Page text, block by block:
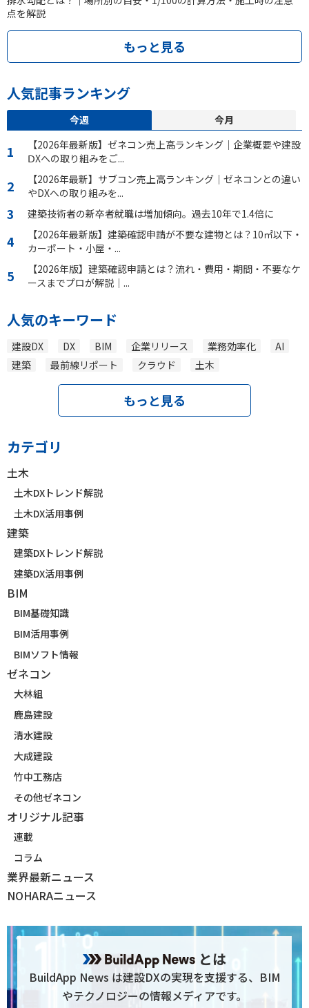
点を解説
もっと見る
人気記事ランキング
今週
今月
【2026年最新版】ゼネコン売上高ランキング｜企業概要や建設
ⅮXへの取り組みをご...
【2026年最新】サブコン売上高ランキング｜ゼネコンとの違い
やDXへの取り組みを...
建築技術者の新卒者就職は増加傾向。過去10年で1.4倍に
【2026年最新版】建築確認申請が不要な建物とは？10㎡以下・
カーポート・小屋・...
【2026年版】建築確認申請とは？流れ・費用・期間・不要なケ
ースまでプロが解説｜...
人気のキーワード
建設DX DX BIM 企業リリース 業務効率化
AI
建築
最前線リポート クラウド 土木
もっと見る
カテゴリ
土木
土木DXトレンド解説
土木DX活用事例
建築
建築DXトレンド解説
建築DX活用事例
BIM
BIM基礎知識
BIM活用事例
BIMソフト情報
ゼネコン
大林組
鹿島建設
清水建設
大成建設
竹中工務店
その他ゼネコン
オリジナル記事
連載
コラム
業界最新ニュース
NOHARAニュース
とは
BuildApp News は建設DXの実現を支援する、BIM
やテクノロジーの情報メディアです。